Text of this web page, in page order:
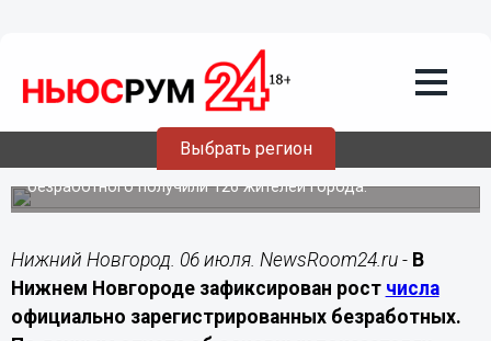
Выбрать регион
Число официальных безработных в
Нижнем Новгороде выросло более чем
вдвое
По итогам первого квартала 2026 года статус
безработного получили 126 жителей города.
Нижний Новгород. 06 июля. NewsRoom24.ru - В
Нижнем Новгороде зафиксирован рост числа
официально зарегистрированных безработных.